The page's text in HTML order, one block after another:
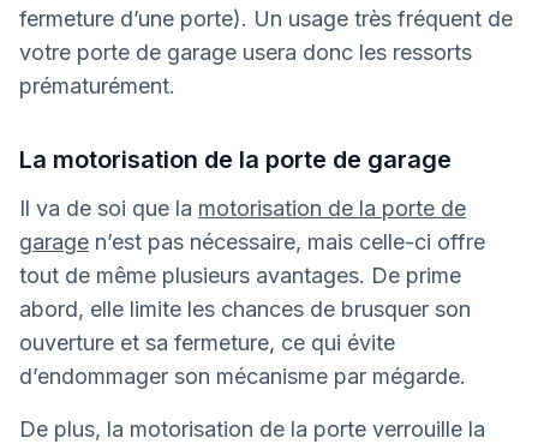
fermeture d’une porte). Un usage très fréquent de
votre porte de garage usera donc les ressorts
prématurément.
La motorisation de la porte de garage
Il va de soi que la motorisation de la porte de
garage n’est pas nécessaire, mais celle-ci offre
tout de même plusieurs avantages. De prime
abord, elle limite les chances de brusquer son
ouverture et sa fermeture, ce qui évite
d’endommager son mécanisme par mégarde.
De plus, la motorisation de la porte verrouille la